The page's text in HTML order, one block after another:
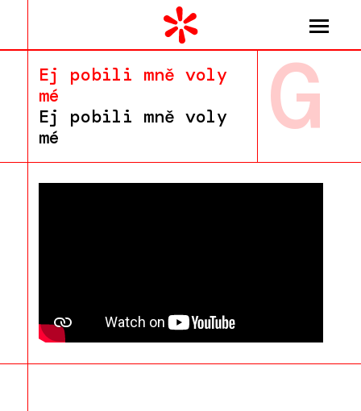
Ej pobili mně voly
mé
Ej pobili mně voly
mé
G